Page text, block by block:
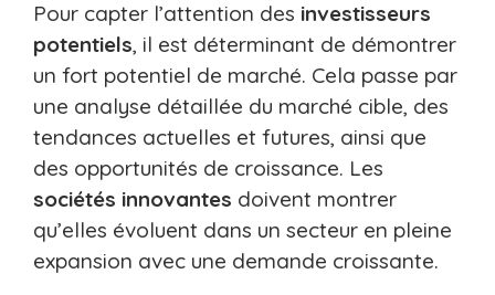
Pour capter l’attention des investisseurs
potentiels, il est déterminant de démontrer
un fort potentiel de marché. Cela passe par
une analyse détaillée du marché cible, des
tendances actuelles et futures, ainsi que
des opportunités de croissance. Les
sociétés innovantes doivent montrer
qu’elles évoluent dans un secteur en pleine
expansion avec une demande croissante.